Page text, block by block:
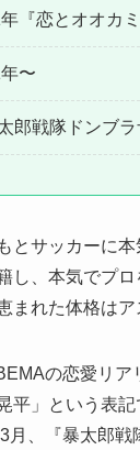
『恋とオオカ
〜
郎戦隊ドンブ
とサッカーに
し、本気でプ
まれた体格は
の恋愛リ
平」という表
月、『暴太郎